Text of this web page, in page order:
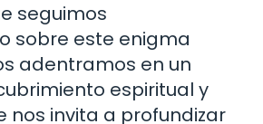
seguimos
sobre este enigma
adentramos en un
espiritual y
nos invita a profundizar